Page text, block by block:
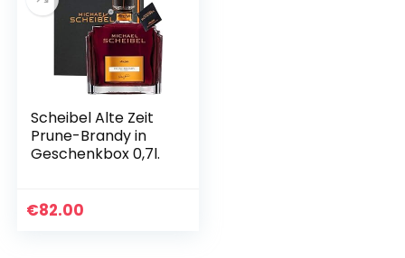
Scheibel Alte Zeit
Prune-Brandy in
Geschenkbox 0,7l.
€82.00